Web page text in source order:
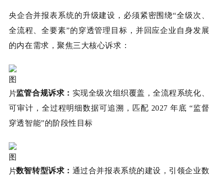
央企合并报表系统的升级建设，必须紧密围绕“全级次、
全流程、全要素”的穿透管理目标，并回应企业自身发展
的内在需求，聚焦三大核心诉求：
监管合规诉求： 实现全级次组织覆盖，全流程系统化、
可审计，全过程明细数据可追溯，匹配 2027 年底 “监督
穿透智能”的阶段性目标
数智转型诉求： 通过合并报表系统的建设，引领企业数